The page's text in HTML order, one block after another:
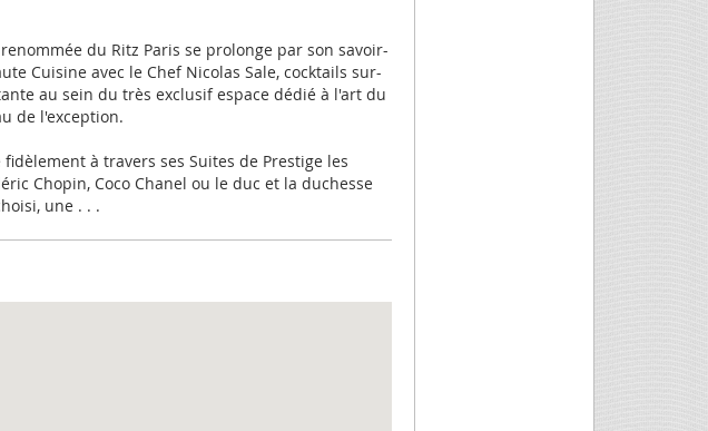
du Ritz Paris se prolonge par son savoir-
Cuisine avec le Chef Nicolas Sale, cocktails sur-
au sein du très exclusif espace dédié à l'art du
de l'exception.
à travers ses Suites de Prestige les
Chopin, Coco Chanel ou le duc et la duchesse
une . . .